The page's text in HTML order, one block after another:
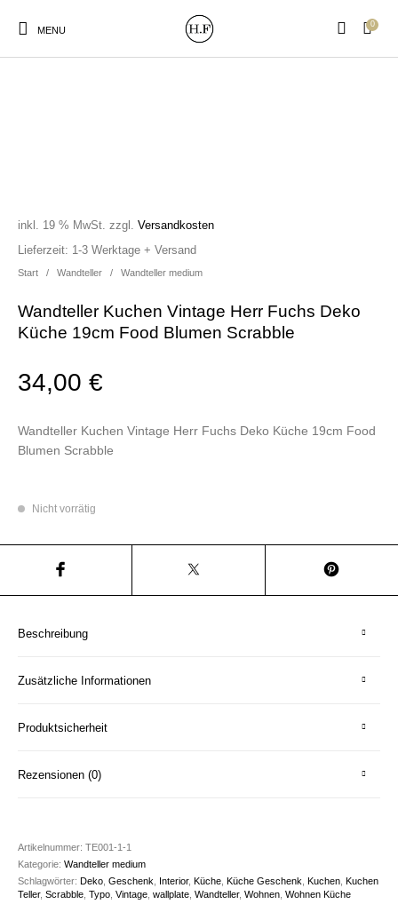
MENU
0
Gutscheine Kissen
Print:
Poster&Notizbücher
Strudia-Kampfkunst
für den Kopf
Taschen/Turnbeutel
Start / Wandteller / Wandteller medium
Wandteller Kuchen Vintage Herr Fuchs Deko
Küche 19cm Food Blumen Scrabble
34,00€
inkl. 19 % MwSt. zzgl.Versandkosten
Wandteller Kuchen Vintage Herr Fuchs Deko Küche 19cm Food
Blumen Scrabble
Lieferzeit: 1-3 Werktage + Versand
Nicht vorrätig
Beschreibung
Zusätzliche Informationen
Produktsicherheit
Rezensionen (0)
Artikelnummer:TE001-1-1
Kategorie:Wandteller medium
Schlagwörter:Deko ,Geschenk Interior,Küche ,Küche Geschenk ,Kuchen ,Kuchen
Teller,Scrabble ,Typo ,Vintage ,wallplate ,Wandteller,Wohnen ,Wohnen Küche